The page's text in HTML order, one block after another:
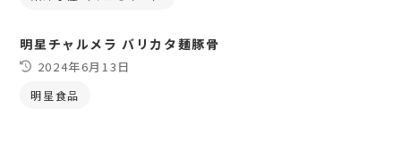
明星チャルメラ バリカタ麺豚骨
2024年6月13日
明星食品